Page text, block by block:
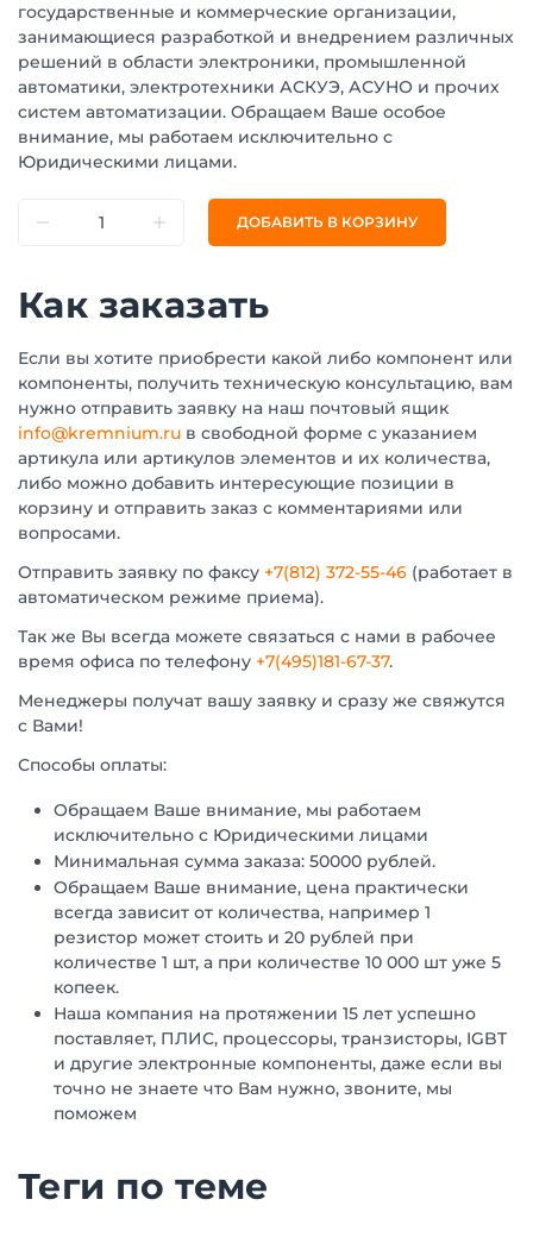
государственные и коммерческие организации,
занимающиеся разработкой и внедрением различных
решений в области электроники, промышленной
автоматики, электротехники АСКУЭ, АСУНО и прочих
систем автоматизации. Обращаем Ваше особое
внимание, мы работаем исключительно с
Юридическими лицами.
ДОБАВИТЬ В КОРЗИНУ
Как заказать
Если вы хотите приобрести какой либо компонент или
компоненты, получить техническую консультацию, вам
нужно отправить заявку на наш почтовый ящик
info@kremnium.ru в свободной форме с указанием
артикула или артикулов элементов и их количества,
либо можно добавить интересующие позиции в
корзину и отправить заказ с комментариями или
вопросами.
Отправить заявку по факсу +7(812) 372-55-46 (работает в
автоматическом режиме приема).
Так же Вы всегда можете связаться с нами в рабочее
время офиса по телефону +7(495)181-67-37.
Менеджеры получат вашу заявку и сразу же свяжутся
с Вами!
Способы оплаты:
Обращаем Ваше внимание, мы работаем
исключительно с Юридическими лицами
Минимальная сумма заказа: 50000 рублей.
Обращаем Ваше внимание, цена практически
всегда зависит от количества, например 1
резистор может стоить и 20 рублей при
количестве 1 шт, а при количестве 10 000 шт уже 5
копеек.
Наша компания на протяжении 15 лет успешно
поставляет, ПЛИС, процессоры, транзисторы, IGBT
и другие электронные компоненты, даже если вы
точно не знаете что Вам нужно, звоните, мы
поможем
Теги по теме